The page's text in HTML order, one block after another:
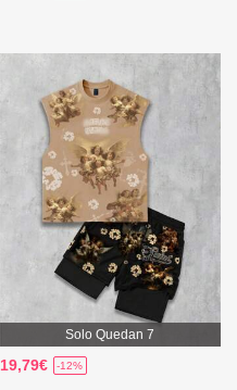
Solo Quedan 7
19,79€ -12%